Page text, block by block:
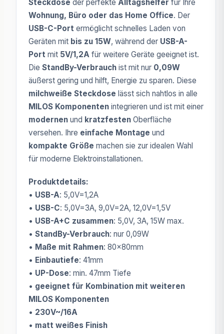
Steckdose der perfekte Alltagshelfer für Ihre
Wohnung, Büro oder das Home Office. Der
USB-C-Port ermöglicht schnelles Laden von
Geräten mit bis zu 15W, während der USB-A-
Port mit 5V/1,2A für weitere Geräte geeignet ist.
Die StandBy-Verbrauch ist mit nur 0,09W
äußerst gering und hilft, Energie zu sparen. Diese
milchweiße Steckdose lässt sich nahtlos in alle
MILOS Komponenten integrieren und ist mit einer
modernen und kratzfesten Oberfläche
versehen. Ihre einfache Montage und
kompakte Größe machen sie zur idealen Wahl
für moderne Elektroinstallationen.
Produktdetails:
• USB-A: 5,0V=1,2A
• USB-C: 5,0V=3A, 9,0V=2A, 12,0V=1,5V
• USB-A+C zusammen: 5,0V, 3A, 15W max.
• StandBy-Verbrauch: nur 0,09W
• Maße mit Rahmen: 80x80mm
• Einbautiefe: 41mm
• UP-Dose: min. 47mm Tiefe
• geeignet für Kombination mit weiteren
MILOS Komponenten
• 230V~/16A
• matt weißes Finish